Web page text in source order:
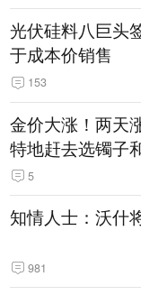
光伏硅料八巨头
于成本价销售
153
金价大涨！两天
特地赶去选镯子
起来可以保值，
5
知情人士：沃什
981